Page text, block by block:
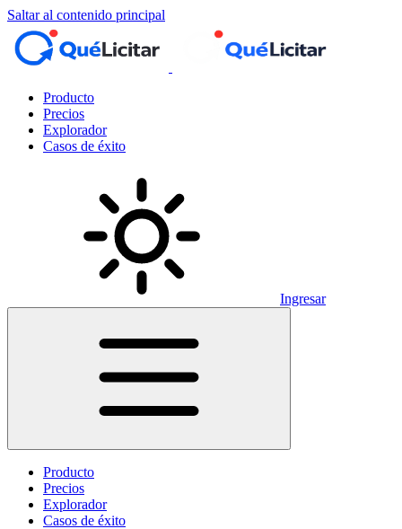
Saltar al contenido principal
Producto
Precios
Explorador
Casos de éxito
Ingresar
Producto
Precios
Explorador
Casos de éxito